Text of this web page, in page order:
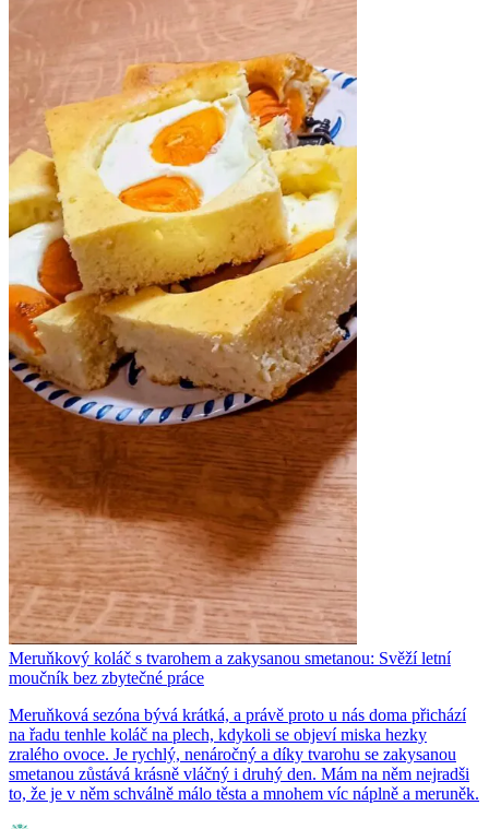
Meruňkový koláč s tvarohem a zakysanou smetanou: Svěží letní
moučník bez zbytečné práce
Meruňková sezóna bývá krátká, a právě proto u nás doma přichází
na řadu tenhle koláč na plech, kdykoli se objeví miska hezky
zralého ovoce. Je rychlý, nenáročný a díky tvarohu se zakysanou
smetanou zůstává krásně vláčný i druhý den. Mám na něm nejradši
to, že je v něm schválně málo těsta a mnohem víc náplně a meruněk.